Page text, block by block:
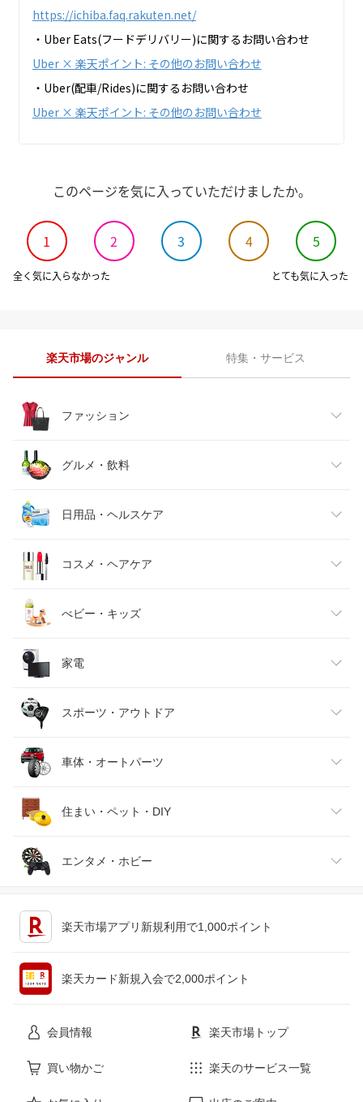
https://ichiba.faq.rakuten.net/
・Uber Eats(フードデリバリー)に関するお問い合わせ
Uber × 楽天ポイント: その他のお問い合わせ
・Uber(配車/Rides)に関するお問い合わせ
Uber × 楽天ポイント: その他のお問い合わせ
このページを気に入っていただけましたか。
1 2 3 4 5
全く気に入らなかった とても気に入った
楽天市場のジャンル 特集・サービス
ファッション
レディースファッション
メンズファッション
キッズファッション
ベビーファッション
インナー・下着・ナイトウェア
バッグ・小物・ブランド雑貨
靴
腕時計
ジュエリー・アクセサリー
グルメ・飲料
食品
スイーツ・お菓子
水・ソフトドリンク
ビール・洋酒
ワイン
日本酒・焼酎
日用品・ヘルスケア
日用品雑貨・文房具・手芸
ダイエット・健康
医薬品・コンタクト・介護
コスメ・ヘアケア
美容・コスメ・香水
べビー・キッズ
キッズ・ベビー・マタニティ
おもちゃ
家電
家電
TV・オーディオ・カメラ
スマートフォン・タブレット
パソコン・周辺機器
スポーツ・アウトドア
スポーツ・アウトドア
ゴルフ
車体・オートパーツ
車用品・バイク用品
車・バイク
住まい・ペット・DIY
インテリア・寝具・収納
エンタメ・ホビー
楽天市場アプリ新規利用で1,000ポイント
楽天カード新規入会で2,000ポイント
会員情報 楽天市場トップ
買い物かご 楽天のサービス一覧